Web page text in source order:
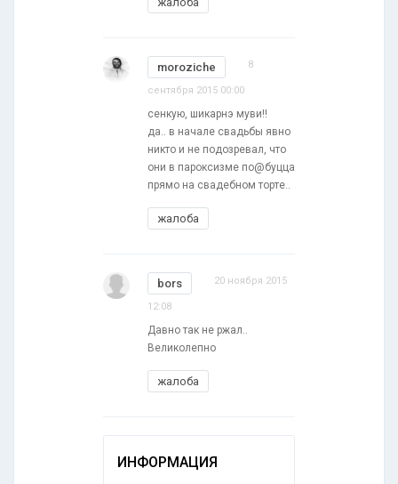
moroziche 8
сентября 2015 00:00
сенкую, шикарнэ муви!!
да.. в начале свадьбы явно
никто и не подозревал, что
они в пароксизме по@буцца
прямо на свадебном торте..
жалоба
bors 20 ноября 2015
12:08
Давно так не ржал..
Великолепно
жалоба
ИНФОРМАЦИЯ